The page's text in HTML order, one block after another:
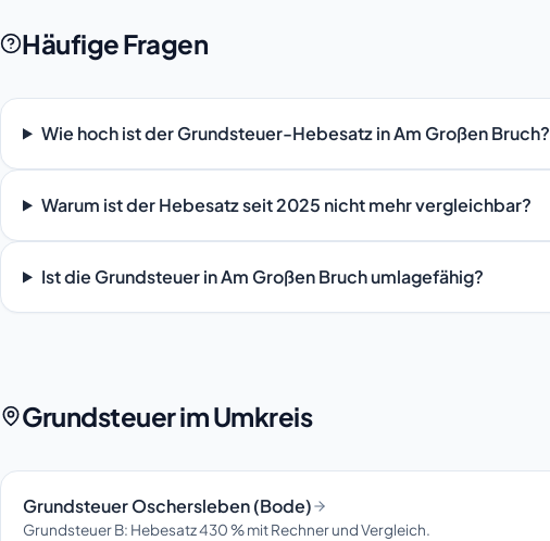
Häufige Fragen
Wie hoch ist der Grundsteuer-Hebesatz in Am Großen Bruch?
Warum ist der Hebesatz seit 2025 nicht mehr vergleichbar?
Ist die Grundsteuer in Am Großen Bruch umlagefähig?
Grundsteuer im Umkreis
Grundsteuer Oschersleben (Bode)
Grundsteuer B: Hebesatz 430 % mit Rechner und Vergleich.